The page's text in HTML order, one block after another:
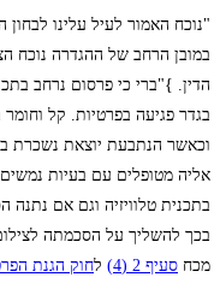
"נוכח האמור לעיל עלינו
במובן הרחב של ההגדרה נוכח
הדין. }"ברי כי פרסום נרחב
בגדר פגיעה בפרטיות. קל
וכאשר הנתבעת יוצאת נשכרת
אליה מטופלים עם בעיות
בתכנית טלוויזיה וגם אם
בכך להשליך על הסכמתה
מכח סעיף 2 (4) לחוק הגנת